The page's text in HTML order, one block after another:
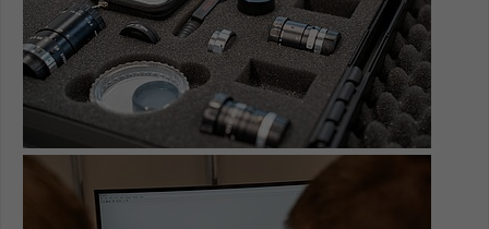
Show larger version for: